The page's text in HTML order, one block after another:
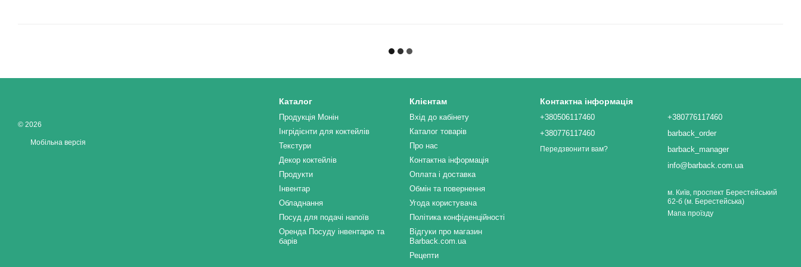
© 2026
Мобільна версія
Каталог
Продукція Монін
Інгрідієнти для коктейлів
Текстури
Декор коктейлів
Продукти
Інвентар
Обладнання
Посуд для подачі напоїв
Оренда Посуду інвентарю та
барів
Клієнтам
Вхід до кабінету
Каталог товарів
Про нас
Контактна інформація
Оплата і доставка
Обмін та повернення
Угода користувача
Політика конфіденційності
Відгуки про магазин
Barback.com.ua
Рецепти
Контактна інформація
+380506117460
+380776117460
Передзвонити вам?
+380776117460
barback_order
barback_manager
info@barback.com.ua
м. Київ, проспект Берестейський
62-б (м. Берестейська)
Мапа проїзду